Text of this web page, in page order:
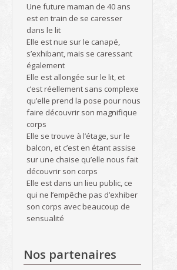
Une future maman de 40 ans
est en train de se caresser
dans le lit
Elle est nue sur le canapé,
s’exhibant, mais se caressant
également
Elle est allongée sur le lit, et
c’est réellement sans complexe
qu’elle prend la pose pour nous
faire découvrir son magnifique
corps
Elle se trouve à l’étage, sur le
balcon, et c’est en étant assise
sur une chaise qu’elle nous fait
découvrir son corps
Elle est dans un lieu public, ce
qui ne l’empêche pas d’exhiber
son corps avec beaucoup de
sensualité
Nos partenaires